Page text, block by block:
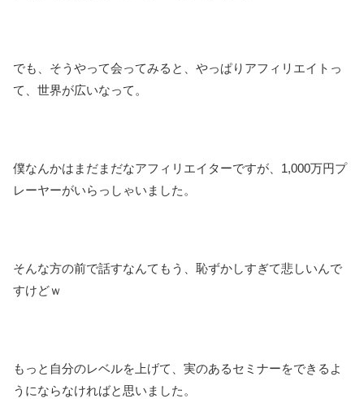
でも、そうやって会ってみると、やっぱりアフィリエイトっ
て、世界が広いなって。
僕なんかはまだまだなアフィリエイターですが、1,000万円プ
レーヤーがいらっしゃいました。
そんな方の前で話すなんてもう、恥ずかしすぎて悲しいんで
すけどｗ
もっと自分のレベルを上げて、実のあるセミナーをできるよ
うにならなければと思いました。